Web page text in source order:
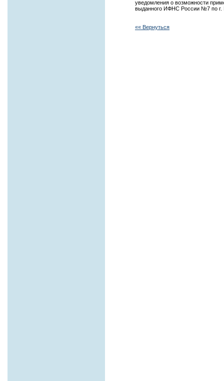
уведомления о возможности
выданного ИФНС России №7 по г.
«« Вернуться